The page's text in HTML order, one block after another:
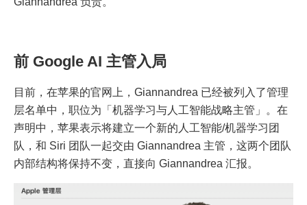
前 Google AI 主管入局
目前，在苹果的官网上，Giannandrea 已经被列入了管理
层名单中，职位为「机器学习与人工智能战略主管」。在
声明中，苹果表示将建立一个新的人工智能/机器学习团
队，和 Siri 团队一起交由 Giannandrea 主管，这两个团队
内部结构将保持不变，直接向 Giannandrea 汇报。